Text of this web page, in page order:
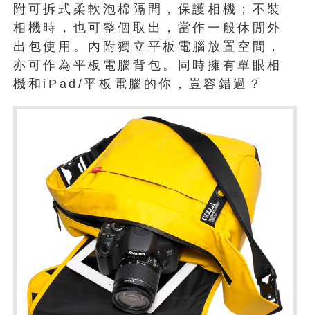
附可拆式柔軟泡棉隔間，保護相機；不裝
相機時，也可整個取出，當作一般休閒外
出包使用。內附獨立平板電腦放置空間，
亦可作為平板電腦背包。同時擁有單眼相
機和iPad/平板電腦的你，豈容錯過？